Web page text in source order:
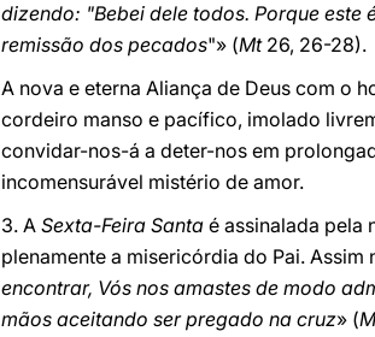
dizendo: "Bebei dele todos. Porque
remissão dos pecados"» (Mt26, 26-28).
A nova e eterna Aliança de Deus com o
cordeiro manso e pacífico, imolado
convidar-nos-á a deter-nos em
incomensurável mistério de amor.
3. A Sexta-Feira Santa é assinalada pela
plenamente a misericórdia do Pai. Assim
encontrar, Vós nos amastes de modo
mãos aceitando ser pregado na cruz» (